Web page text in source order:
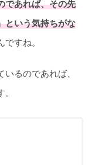
であれば、その先
という気持ちがな
ですね。
るのであれば、